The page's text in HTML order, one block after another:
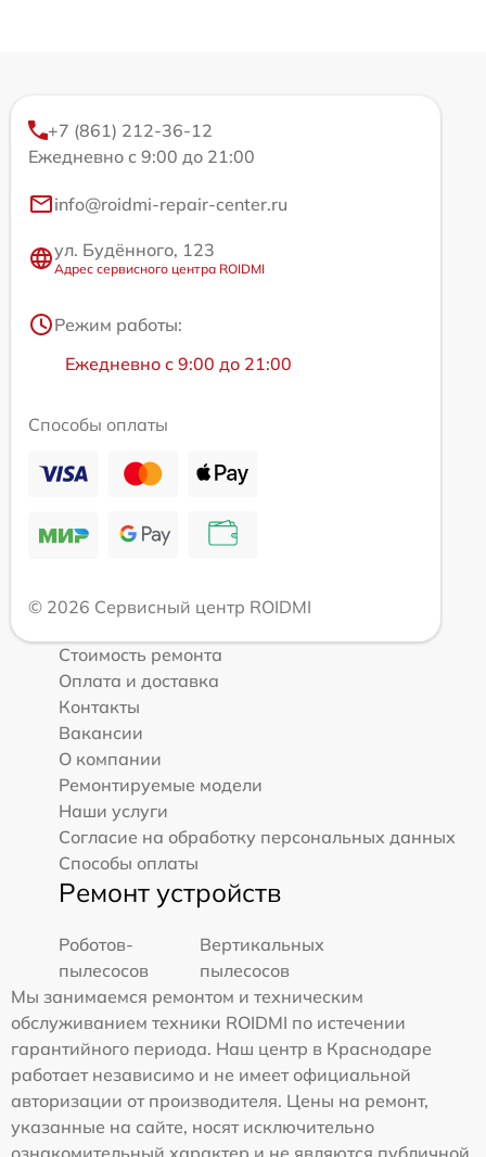
+7 (861) 212-36-12
Ежедневно с 9:00 до 21:00
info@roidmi-repair-center.ru
ул. Будённого, 123
Адрес сервисного центра ROIDMI
Режим работы:
Ежедневно с 9:00 до 21:00
Способы оплаты
© 2026 Сервисный центр ROIDMI
Стоимость ремонта
Оплата и доставка
Контакты
Вакансии
О компании
Ремонтируемые модели
Наши услуги
Согласие на обработку персональных данных
Способы оплаты
Ремонт устройств
Роботов-
пылесосов
Вертикальных
пылесосов
Мы занимаемся ремонтом и техническим
обслуживанием техники ROIDMI по истечении
гарантийного периода. Наш центр в Краснодаре
работает независимо и не имеет официальной
авторизации от производителя. Цены на ремонт,
указанные на сайте, носят исключительно